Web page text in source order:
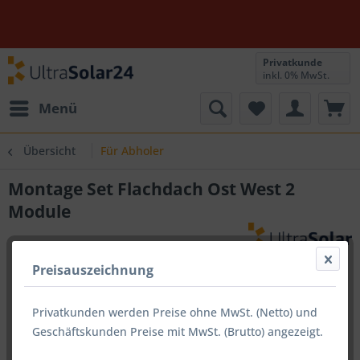
Menü
Privatkunde
inkl. 0% MwSt.
Übersicht Für Abholer
Montage Set Flachdach Ost West 2
Module
Preisauszeichnung
Privatkunden werden Preise ohne MwSt. (Netto) und
Geschäftskunden Preise mit MwSt. (Brutto) angezeigt.